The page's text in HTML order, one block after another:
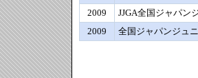
2009
JJGA全国ジャパン
2009
全国ジャパンジュ